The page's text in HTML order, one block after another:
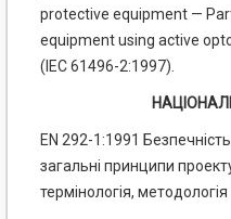
protective equipment —
equipment using active
(IEC 61496-2:1997).
EN 292-1:1991
загальні принципи
термінологія, методологія